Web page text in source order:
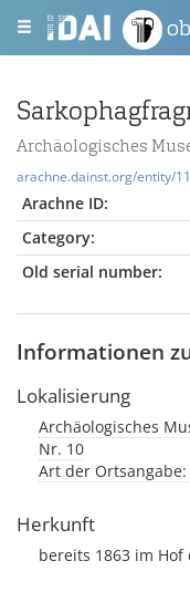
Archäologisches
arachne.dainst.org/entity/
Arachne ID:
Category:
Old serial number:
Informationen
Lokalisierung
Archäologisches
Nr. 10
Art der
Herkunft
bereits 1863 im